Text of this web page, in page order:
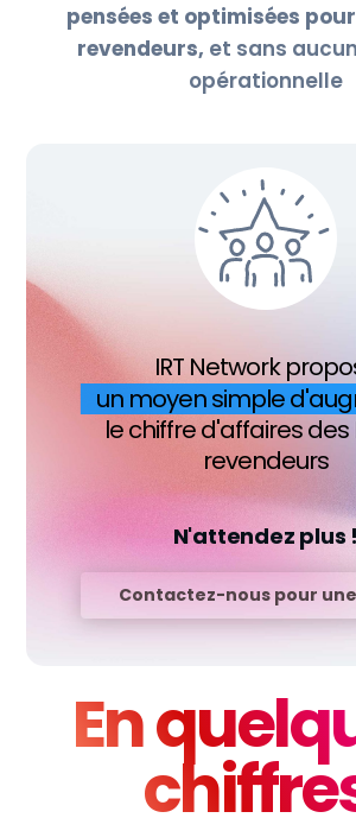
pensées et optimisées pour
revendeurs, et sans
opérationnelle
IRT Network
un moyen simple
le chiffre d'affaires des
revendeurs
N'attendez plus !
Contactez-nous pour
En